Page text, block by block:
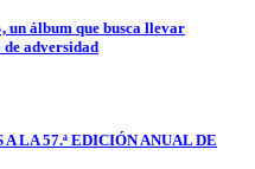
un álbum que busca llevar
de adversidad
LA 57.ª EDICIÓN ANUAL DE